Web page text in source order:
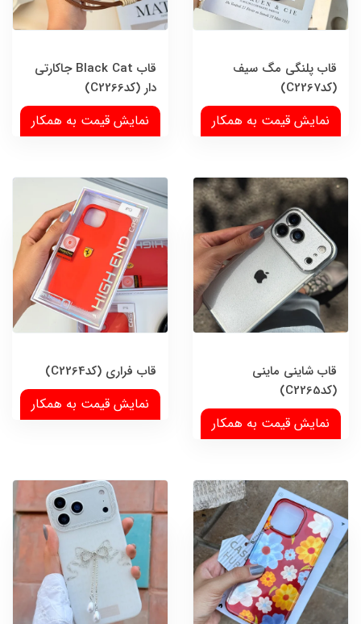
قاب پلنگی مگ سیف
(کدC2267)
نمایش قیمت به همکار
قاب Black Cat جاکارتی
دار (کدC2266)
نمایش قیمت به همکار
قاب شاینی ماینی
(کدC2265)
نمایش قیمت به همکار
قاب فراری (کدC2264)
نمایش قیمت به همکار